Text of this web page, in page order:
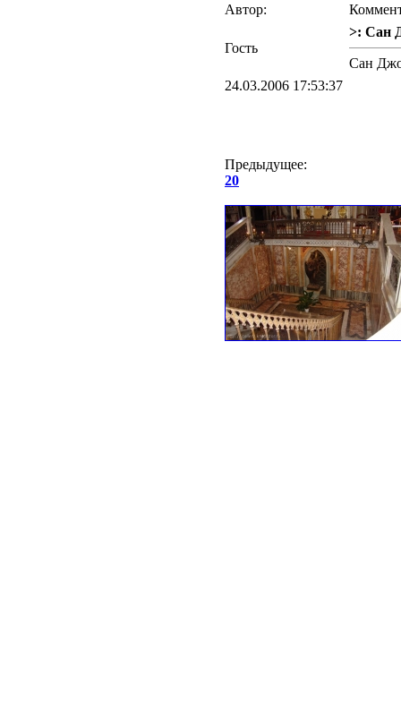
Автор:
Гость
>: Сан
Сан
24.03.2006 17:53:37
Предыдущее:
20